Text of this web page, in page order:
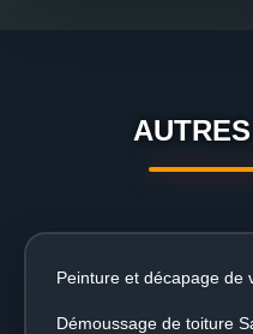
AUTRES
Peinture et décapage de
Démoussage de toiture